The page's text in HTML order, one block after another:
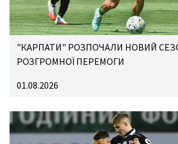
"КАРПАТИ" РОЗПОЧАЛИ НОВИЙ
РОЗГРОМНОЇ ПЕРЕМОГИ
01.08.2026